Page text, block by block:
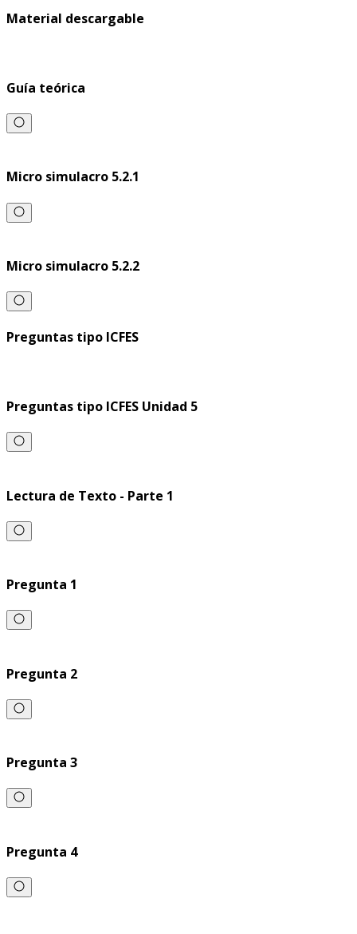
Material descargable
Guía teórica
Micro simulacro 5.2.1
Micro simulacro 5.2.2
Preguntas tipo ICFES
Preguntas tipo ICFES Unidad 5
Lectura de Texto - Parte 1
Pregunta 1
Pregunta 2
Pregunta 3
Pregunta 4